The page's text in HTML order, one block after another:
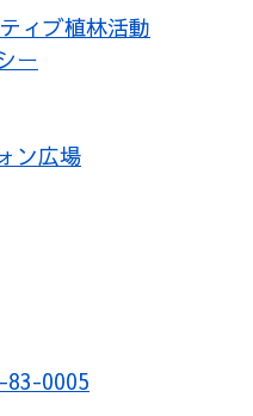
ィブ植林活動
ー
ン広場
83-0005